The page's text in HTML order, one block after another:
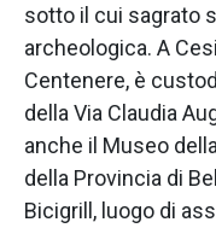
sotto il cui sagrato
archeologica. A
Centenere, è
della Via Claudia
anche il Museo
della Provincia di
Bicigrill, luogo di